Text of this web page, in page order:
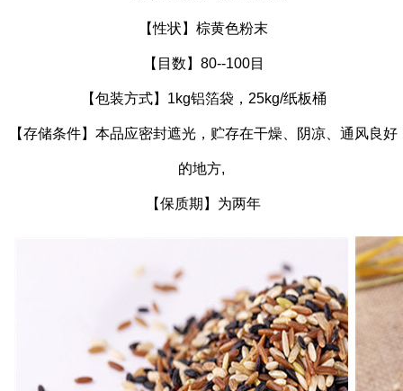
【性状】棕黄色粉末
【目数】80--100目
【包装方式】1kg铝箔袋，25kg/纸板桶
【存储条件】本品应密封遮光，贮存在干燥、阴凉、通风良好
的地方,
【保质期】为两年